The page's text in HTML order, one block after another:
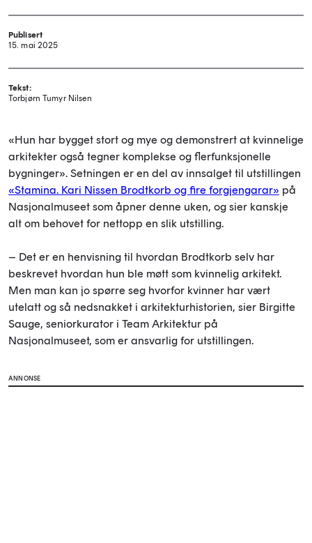
Publisert
15. mai 2025
Tekst:
Torbjørn Tumyr Nilsen
«Hun har bygget stort og mye og demonstrert at kvinnelige
arkitekter også tegner komplekse og flerfunksjonelle
bygninger». Setningen er en del av innsalget til utstillingen
«Stamina. Kari Nissen Brodtkorb og fire forgjengarar» på
Nasjonalmuseet som åpner denne uken, og sier kanskje
alt om behovet for nettopp en slik utstilling.
– Det er en henvisning til hvordan Brodtkorb selv har
beskrevet hvordan hun ble møtt som kvinnelig arkitekt.
Men man kan jo spørre seg hvorfor kvinner har vært
utelatt og så nedsnakket i arkitekturhistorien, sier Birgitte
Sauge, seniorkurator i Team Arkitektur på
Nasjonalmuseet, som er ansvarlig for utstillingen.
ANNONSE